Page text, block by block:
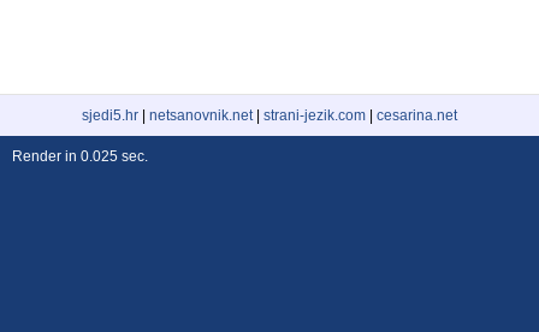
sjedi5.hr netsanovnik.net| strani-jezik.com cesarina.net
Render in 0.025 sec.